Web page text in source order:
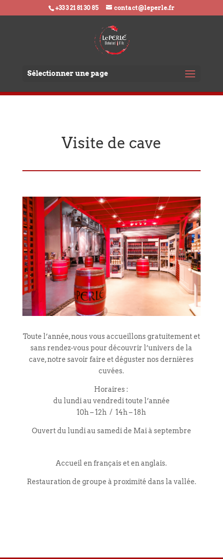
+33 3 21 81 30 85 contact@leperle.fr
Sélectionner une page
Visite de cave
Toute l’année, nous vous accueillons gratuitement et
sans rendez-vous pour découvrir l’univers de la
cave, notre savoir faire et déguster nos dernières
cuvées.
Horaires :
du lundi au vendredi toute l’année
10h – 12h / 14h – 18h
Ouvert du lundi au samedi de Mai à septembre
Accueil en français et en anglais.
Restauration de groupe à proximité dans la vallée.